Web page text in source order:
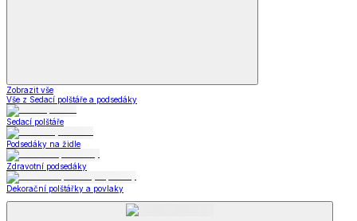
Zobrazit vše
Vše z Sedací polštáře a podsedáky
Sedací polštáře
Podsedáky na židle
Zdravotní podsedáky
Dekorační polštářky a povlaky